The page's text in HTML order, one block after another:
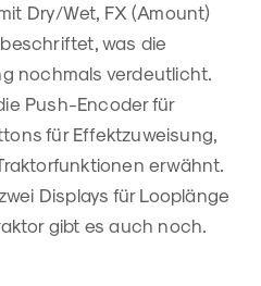
Dry/Wet, FX (Amount)
was die
nochmals verdeutlicht.
Push-Encoder für
für Effektzuweisung,
erwähnt.
Displays für Looplänge
gibt es auch noch.